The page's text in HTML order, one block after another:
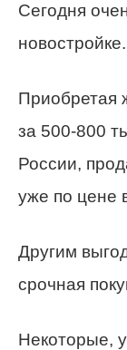
Сегодня
новостройке.
Приобретая
за 500-800
России,
уже по цене
Другим
срочная
Некоторые,